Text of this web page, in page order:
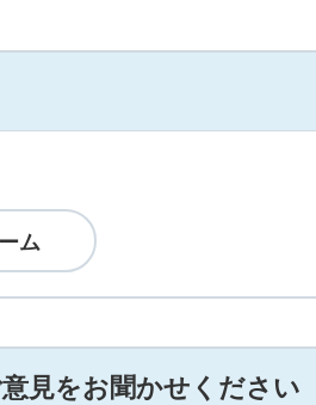
見をお聞かせください